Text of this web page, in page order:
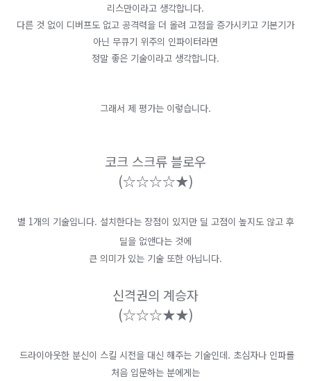
리스만이라고 생각합니다.
다른 것 없이 디버프도 없고 공격력을 더 올려 고점을 증가시키고 기본기가
아닌 무큐기 위주의 인파이터라면
정말 좋은 기술이라고 생각합니다.
​그래서 제 평가는 이렇습니다.
​코크 스크류 블로우
(☆☆☆☆★)
​별 1개의 기술입니다. 설치한다는 장점이 있지만 딜 고점이 높지도 않고 후
딜을 없앤다는 것에
큰 의미가 있는 기술 또한 아닙니다.
신격권의 계승자
(☆☆☆★​★)
드라이아웃한 분신이 스킬 시전을 대신 해주는 기술인데. 초심자나 인파를
처음 입문하는 분에게는